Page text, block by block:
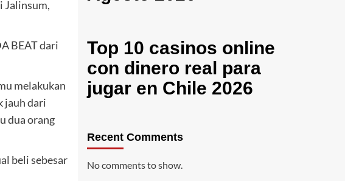
Jalinsum,
BEAT dari
melakukan
jauh dari
dua orang
beli sebesar
Top 10 casinos online
con dinero real para
jugar en Chile 2026
Recent Comments
No comments to show.